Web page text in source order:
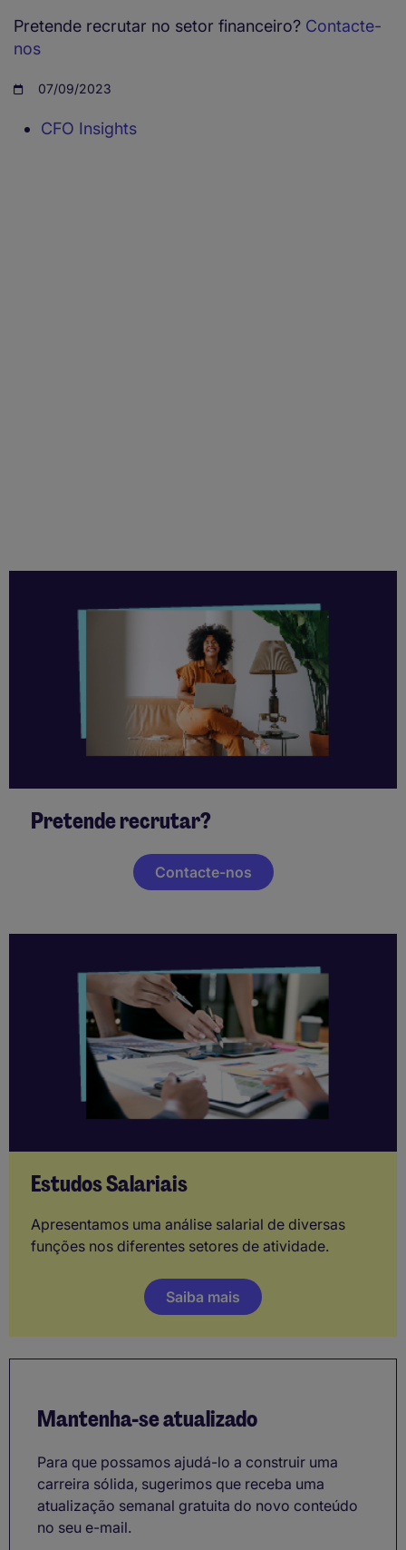
Pretende recrutar no setor financeiro? Contacte-
nos
07/09/2023
CFO Insights
Pretende recrutar?
Contacte-nos
Estudos Salariais
Apresentamos uma análise salarial de diversas
funções nos diferentes setores de atividade.
Saiba mais
Mantenha-se atualizado
Para que possamos ajudá-lo a construir uma
carreira sólida, sugerimos que receba uma
atualização semanal gratuita do novo conteúdo
no seu e-mail.